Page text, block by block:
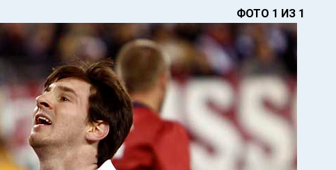
ФОТО 1 ИЗ 1